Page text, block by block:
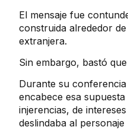
El mensaje fue
construida alrededor
extranjera.
Sin embargo, bastó
Durante su
encabece esa
injerencias, de
deslindaba al